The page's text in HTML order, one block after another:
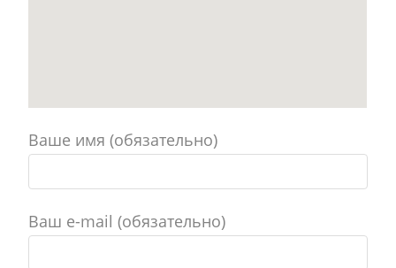
Ваше имя (обязательно)
Ваш e-mail (обязательно)